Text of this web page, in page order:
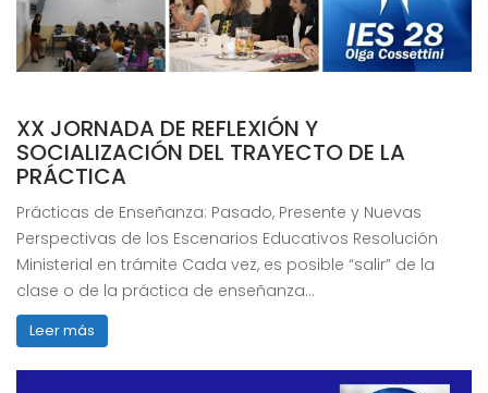
XX JORNADA DE REFLEXIÓN Y
SOCIALIZACIÓN DEL TRAYECTO DE LA
PRÁCTICA
Prácticas de Enseñanza: Pasado, Presente y Nuevas
Perspectivas de los Escenarios Educativos Resolución
Ministerial en trámite Cada vez, es posible “salir” de la
clase o de la práctica de enseñanza…
Leer más